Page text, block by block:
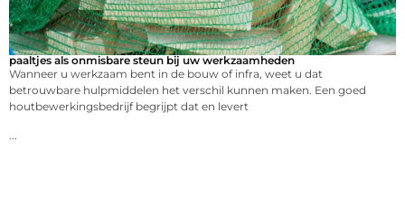
paaltjes als onmisbare steun bij uw werkzaamheden
Wanneer u werkzaam bent in de bouw of infra, weet u dat
betrouwbare hulpmiddelen het verschil kunnen maken. Een goed
houtbewerkingsbedrijf begrijpt dat en levert
...